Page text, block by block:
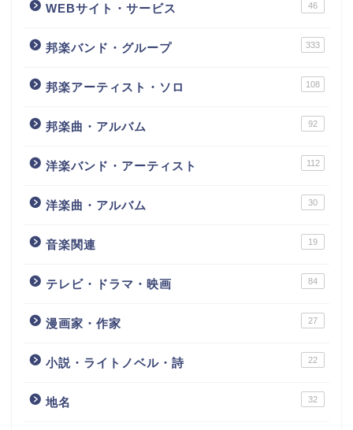
WEBサイト・サービス 46
邦楽バンド・グループ 333
邦楽アーティスト・ソロ 108
邦楽曲・アルバム 92
洋楽バンド・アーティスト 112
洋楽曲・アルバム 30
音楽関連 19
テレビ・ドラマ・映画 84
漫画家・作家 27
小説・ライトノベル・詩 22
地名 32